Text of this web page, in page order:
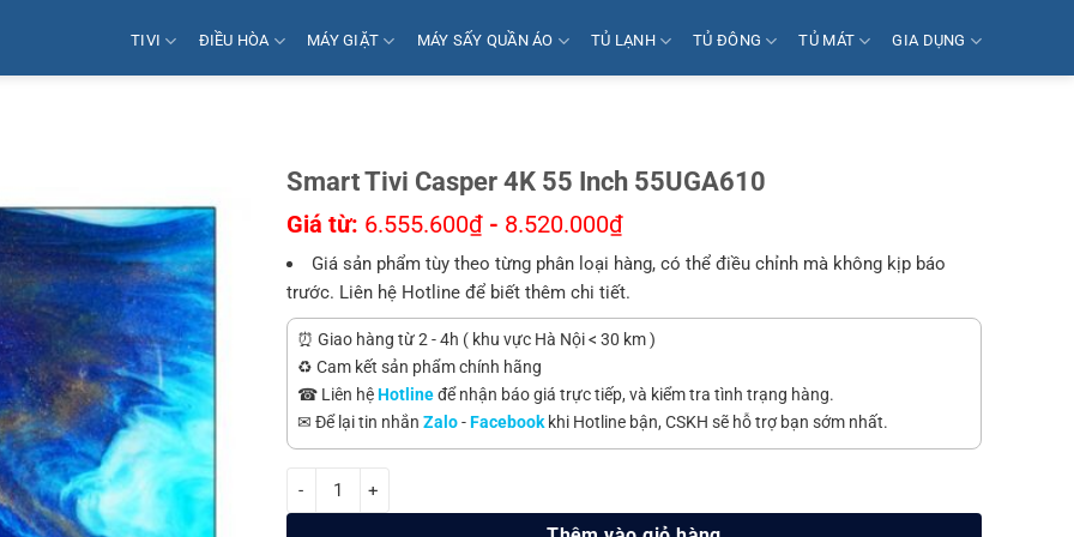
TIVI ĐIỀU HÒA MÁY GIẶT MÁY SẤY QUẦN ÁO TỦ LẠNH TỦ ĐÔNG TỦ MÁT GIA DỤNG
Smart Tivi Casper 4K 55 Inch 55UGA610
Giá từ: 6.555.600₫ - 8.520.000₫
Giá sản phẩm tùy theo từng phân loại hàng, có thể điều chỉnh mà không kịp báo
trước. Liên hệ Hotline để biết thêm chi tiết.
⏰ Giao hàng từ 2 - 4h ( khu vực Hà Nội < 30 km )
♻️ Cam kết sản phẩm chính hãng
☎ Liên hệHotlineđể nhận báo giá trực tiếp, và kiểm tra tình trạng hàng.
✉ Để lại tin nhắn Zalo-Facebook khi Hotline bận, CSKH sẽ hỗ trợ bạn sớm nhất.
Smart Tivi Casper 4K 55 Inch 55UGA610 số lượng